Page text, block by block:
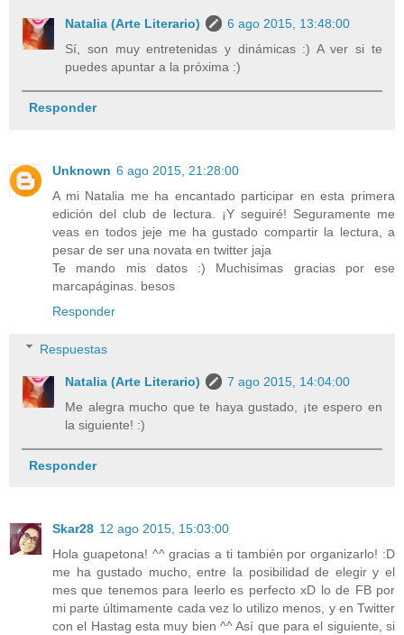
Natalia (Arte Literario)
6 ago 2015, 13:48:00
Sí, son muy entretenidas y dinámicas :) A ver si te
puedes apuntar a la próxima :)
Responder
Unknown 6 ago 2015, 21:28:00
A mi Natalia me ha encantado participar en esta primera
edición del club de lectura. ¡Y seguiré! Seguramente me
veas en todos jeje me ha gustado compartir la lectura, a
pesar de ser una novata en twitter jaja
Te mando mis datos :) Muchisimas gracias por ese
marcapáginas. besos
Responder
Respuestas
Natalia (Arte Literario)
7 ago 2015, 14:04:00
Me alegra mucho que te haya gustado, ¡te espero en
la siguiente! :)
Responder
Skar28 12 ago 2015, 15:03:00
Hola guapetona! ^^ gracias a ti también por organizarlo! :D
me ha gustado mucho, entre la posibilidad de elegir y el
mes que tenemos para leerlo es perfecto xD lo de FB por
mi parte últimamente cada vez lo utilizo menos, y en Twitter
con el Hastag esta muy bien ^^ Así que para el siguiente, si